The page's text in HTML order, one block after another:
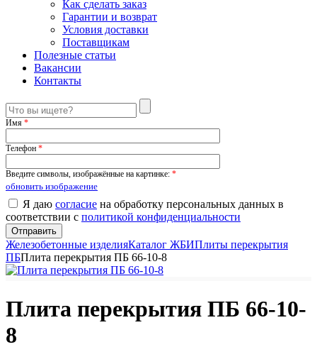
Как сделать заказ
Гарантии и возврат
Условия доставки
Поставщикам
Полезные статьи
Вакансии
Контакты
Имя *
Телефон *
Введите символы, изображённые на картинке: *
обновить изображение
Я даю согласие на обработку персональных данных в
соответствии с политикой конфиденциальности
Железобетонные изделияКаталог ЖБИПлиты перекрытия
ПБПлита перекрытия ПБ 66-10-8
Плита перекрытия ПБ 66-10-
8